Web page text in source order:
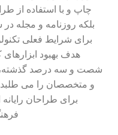
چاپ و با استفاده از
بلکه روزنامه و مجله
برای شرایط فعلی
هدف بهبود ابزارهای
شصت و سه درصد گذشته،
و متخصصان را می طلبد
برای طراحان